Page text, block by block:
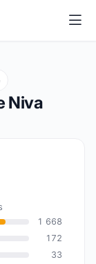
Niva
: 9,6 sur
1 668
172
33